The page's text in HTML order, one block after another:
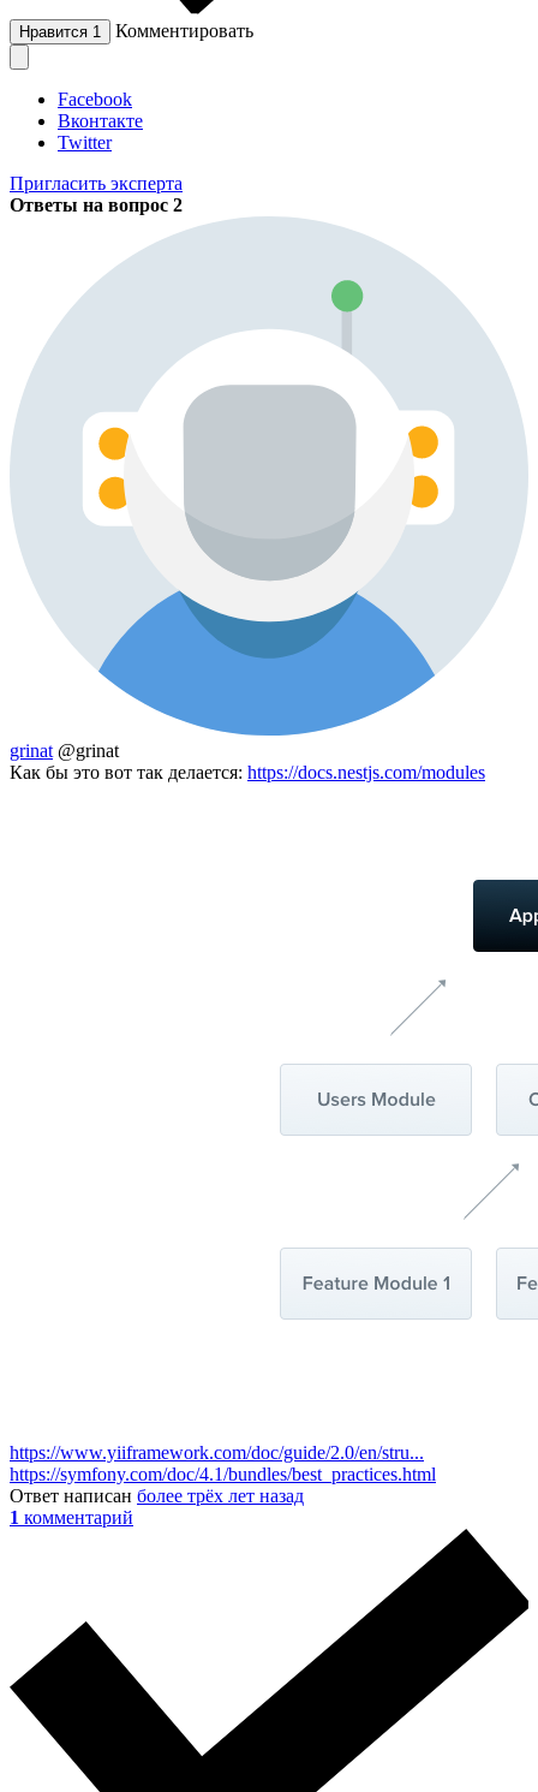
Нравится 1 Комментировать
Facebook
Вконтакте
Twitter
Пригласить эксперта
Ответы на вопрос 2
grinat @grinat
Как бы это вот так делается: https://docs.nestjs.com/modules
https://www.yiiframework.com/doc/guide/2.0/en/stru...
https://symfony.com/doc/4.1/bundles/best_practices.html
Ответ написан более трёх лет назад
1 комментарий